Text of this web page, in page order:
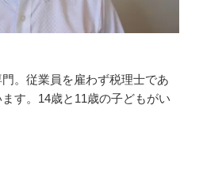
。従業員を雇わず税理士であ
す。14歳と11歳の子どもがい